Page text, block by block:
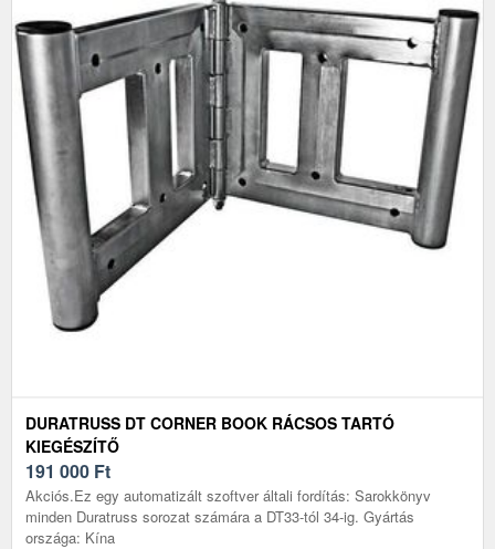
DURATRUSS DT CORNER BOOK RÁCSOS TARTÓ
KIEGÉSZÍTŐ
191 000 Ft
Akciós.Ez egy automatizált szoftver általi fordítás: Sarokkönyv
minden Duratruss sorozat számára a DT33-tól 34-ig. Gyártás
országa: Kína